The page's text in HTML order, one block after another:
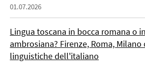
01.07.2026
Lingua toscana in bocca romana o
ambrosiana? Firenze, Roma,
linguistiche dell'italiano